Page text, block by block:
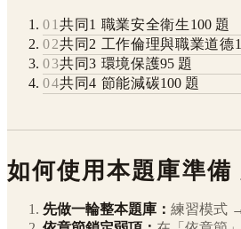
01共同1 職業安全衛生100題
02共同2 工作倫理與職業道德
03共同3 環境保護95 題
04共同4 節能減碳100 題
如何使用本題庫準備
先做一輪整本題庫： 練習模式